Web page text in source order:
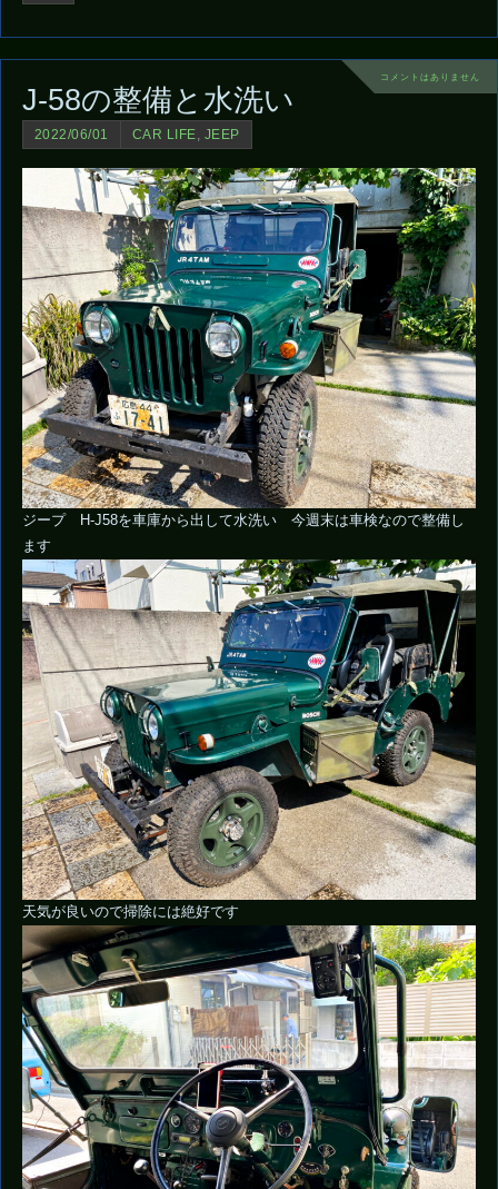
コメントはありません
J-58の整備と水洗い
2022/06/01 CAR LIFE, JEEP
ジープ H-J58を車庫から出して水洗い 今週末は車検なので整備し
ます
天気が良いので掃除には絶好です